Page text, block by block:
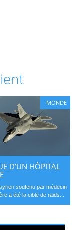
MONDE
D’UN HÔPITAL
soutenu par médecin
a été la cible de raids...